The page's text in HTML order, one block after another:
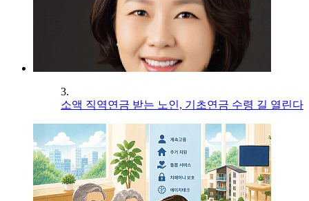
3.
소액 직역연금 받는 노인, 기초연금 수령 길 열린다